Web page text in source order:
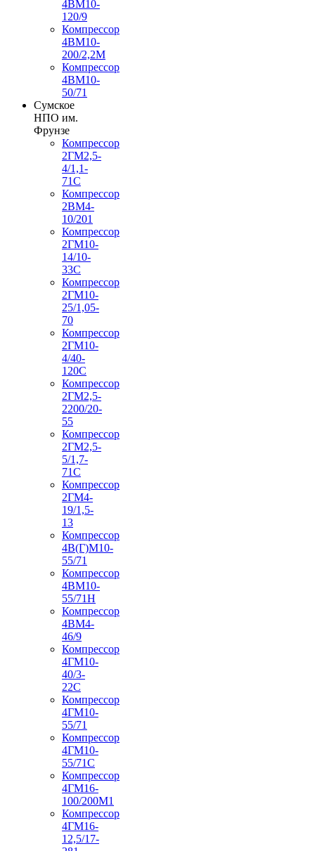
4ВМ10-
120/9
Компрессор
4ВМ10-
200/2,2М
Компрессор
4ВМ10-
50/71
Сумское
НПО им.
Фрунзе
Компрессор
2ГМ2,5-
4/1,1-
71С
Компрессор
2ВМ4-
10/201
Компрессор
2ГМ10-
14/10-
33С
Компрессор
2ГМ10-
25/1,05-
70
Компрессор
2ГМ10-
4/40-
120С
Компрессор
2ГМ2,5-
2200/20-
55
Компрессор
2ГМ2,5-
5/1,7-
71С
Компрессор
2ГМ4-
19/1,5-
13
Компрессор
4В(Г)М10-
55/71
Компрессор
4ВМ10-
55/71Н
Компрессор
4ВМ4-
46/9
Компрессор
4ГМ10-
40/3-
22С
Компрессор
4ГМ10-
55/71
Компрессор
4ГМ10-
55/71С
Компрессор
4ГМ16-
100/200М1
Компрессор
4ГМ16-
12,5/17-